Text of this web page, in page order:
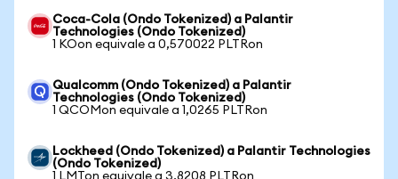
Coca-Cola (Ondo Tokenized) a Palantir
Technologies (Ondo Tokenized)
1 KOon equivale a 0,570022 PLTRon
Qualcomm (Ondo Tokenized) a Palantir
Technologies (Ondo Tokenized)
1 QCOMon equivale a 1,0265 PLTRon
Lockheed (Ondo Tokenized) a Palantir Technologies
(Ondo Tokenized)
1 LMTon equivale a 3,8208 PLTRon